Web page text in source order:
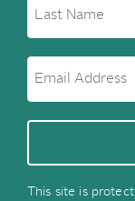
This site is